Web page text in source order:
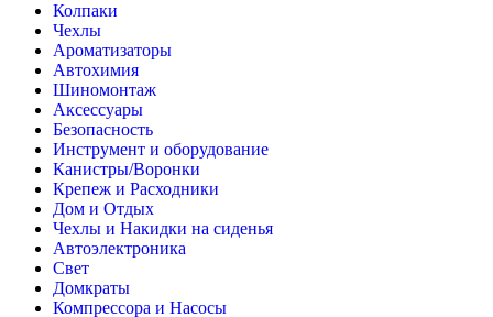
Колпаки
Чехлы
Ароматизаторы
Автохимия
Шиномонтаж
Аксессуары
Безопасность
Инструмент и оборудование
Канистры/Воронки
Крепеж и Расходники
Дом и Отдых
Чехлы и Накидки на сиденья
Автоэлектроника
Свет
Домкраты
Компрессора и Насосы